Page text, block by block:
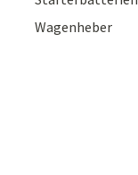
Wagenheber